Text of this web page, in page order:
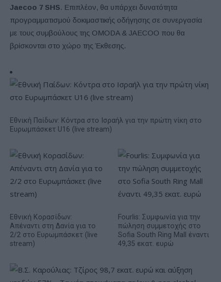
Jaecoo 7 SHS. Επιπλέον, θα υπάρχει δυνατότητα
προγραμματισμού δοκιμαστικής οδήγησης σε συνεργασία
με τους συμβούλους της OMODA & JAECOO που θα
βρίσκονται στο χώρο της Έκθεσης.
Εθνική Παίδων: Κόντρα στο Ισραήλ για την πρώτη νίκη στο
Ευρωμπάσκετ U16 (live stream)
Εθνική Κορασίδων:
Απέναντι στη Δανία για το
2/2 στο Ευρωμπάσκετ (live
stream)
Fourlis: Συμφωνία για την
πώληση συμμετοχής στο
Sofia South Ring Mall έναντι
49,35 εκατ. ευρώ